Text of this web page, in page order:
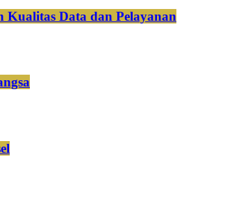
Data dan Pelayanan